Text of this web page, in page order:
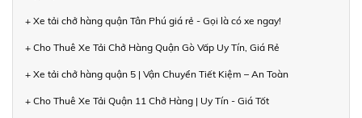
+ Xe tải chở hàng quận Tân Phú giá rẻ - Gọi là có xe ngay!
+ Cho Thuê Xe Tải Chở Hàng Quận Gò Vấp Uy Tín, Giá Rẻ
+ Xe tải chở hàng quận 5 | Vận Chuyển Tiết Kiệm – An Toàn
+ Cho Thuê Xe Tải Quận 11 Chở Hàng | Uy Tín - Giá Tốt